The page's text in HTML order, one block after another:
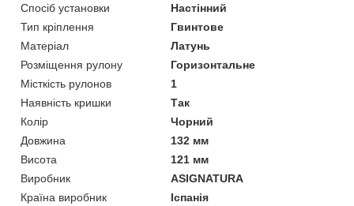
Спосіб установки
Настінний
Тип кріплення
Гвинтове
Матеріал
Латунь
Розміщення рулону
Горизонтальне
Місткість рулонов
1
Наявність кришки
Так
Колір
Чорний
Довжина
132 мм
Висота
121 мм
Виробник
ASIGNATURA
Країна виробник
Іспанія